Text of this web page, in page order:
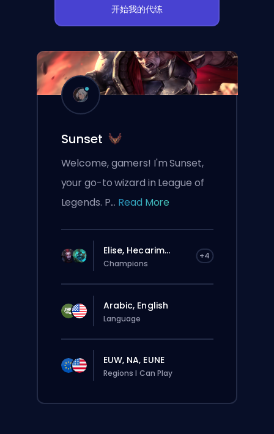
开始我的代练
Sunset
Welcome, gamers! I'm Sunset,
your go-to wizard in League of
Legends. P... Read More
Elise, Hecarim... +4
Champions
Arabic, English
Language
EUW, NA, EUNE
Regions I Can Play